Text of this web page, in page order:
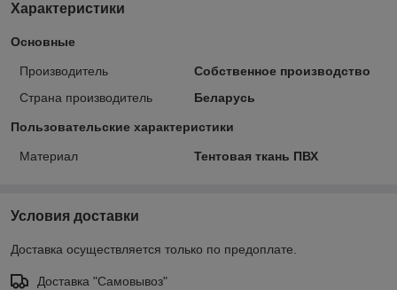
Характеристики
Основные
Производитель
Собственное производство
Страна производитель
Беларусь
Пользовательские характеристики
Материал Тентовая ткань ПВХ
Условия доставки
Доставка осуществляется только по предоплате.
Доставка "Самовывоз"